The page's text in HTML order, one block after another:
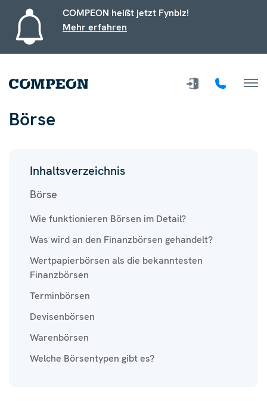
COMPEON heißt jetzt Fynbiz!
Mehr erfahren
Börse
Inhaltsverzeichnis
Börse
Wie funktionieren Börsen im Detail?
Was wird an den Finanzbörsen gehandelt?
Wertpapierbörsen als die bekanntesten
Finanzbörsen
Terminbörsen
Devisenbörsen
Warenbörsen
Welche Börsentypen gibt es?